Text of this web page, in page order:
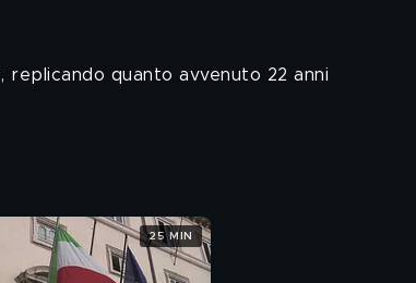
quanto avvenuto 22 anni
25 MIN